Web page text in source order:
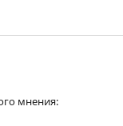
мнения: